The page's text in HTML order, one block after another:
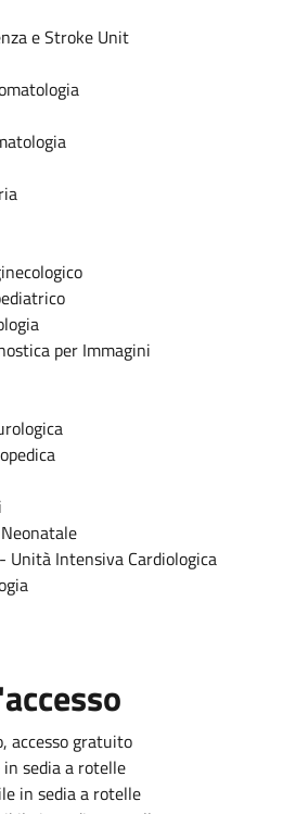
e Stroke Unit
per Immagini
Unità Intensiva Cardiologica
accesso gratuito
in sedia a rotelle
in sedia a rotelle